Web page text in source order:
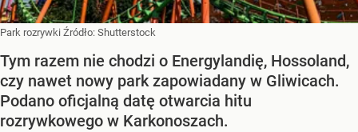
Park rozrywki Źródło: Shutterstock
Tym razem nie chodzi o Energylandię, Hossoland,
czy nawet nowy park zapowiadany w Gliwicach.
Podano oficjalną datę otwarcia hitu
rozrywkowego w Karkonoszach.